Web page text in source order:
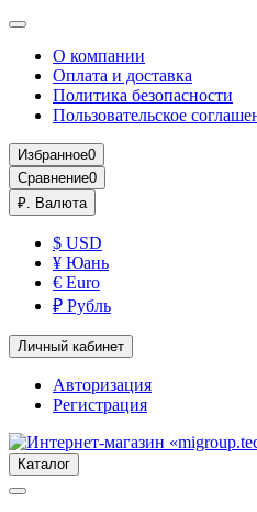
О компании
Оплата и доставка
Политика безопасности
Пользовательское
Избранное0
Сравнение0
₽. Валюта
$ USD
¥ Юань
€ Euro
₽ Рубль
Личный кабинет
Авторизация
Регистрация
Каталог